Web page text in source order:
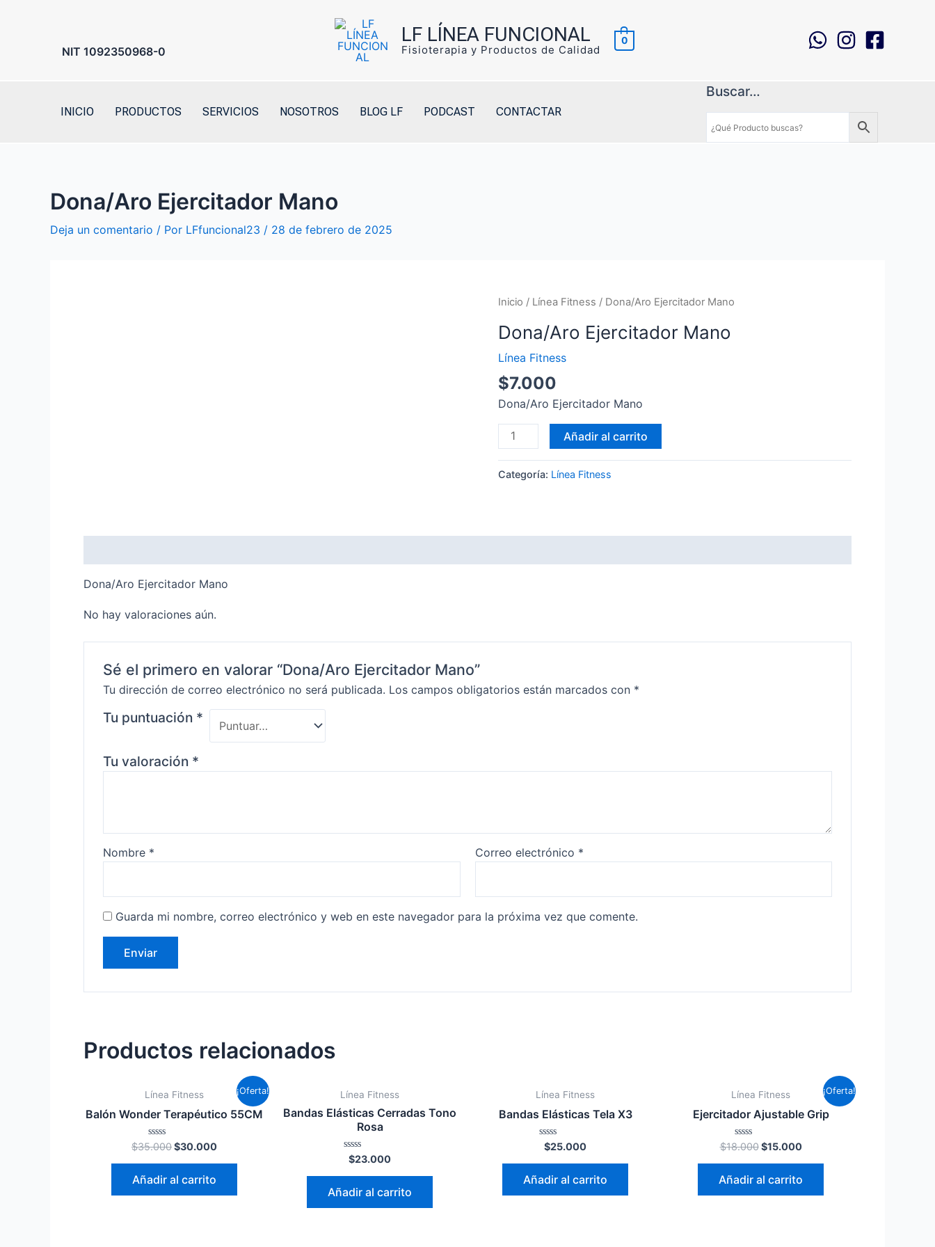
NIT 1092350968-0
LF LÍNEA FUNCIONAL
Fisioterapia y Productos de Calidad
0
INICIO PRODUCTOS SERVICIOS NOSOTROS BLOG LF PODCAST CONTACTAR
Buscar…
Dona/Aro Ejercitador Mano
Deja un comentario / Por LFfuncional23 / 28 de febrero de 2025
Inicio / Línea Fitness / Dona/Aro Ejercitador Mano
Dona/Aro Ejercitador Mano
Línea Fitness
$7.000
Dona/Aro Ejercitador Mano
Dona/Aro
Ejercitador
cantidad
Añadir al carrito
Categoría: Línea Fitness
Dona/Aro Ejercitador Mano
No hay valoraciones aún.
Sé el primero en valorar “Dona/Aro Ejercitador Mano”
Tu dirección de correo electrónico no será publicada. Los campos obligatorios están marcados con *
Tu puntuación *
Tu valoración *
Nombre * Correo electrónico *
Guarda mi nombre, correo electrónico y web en este navegador para la próxima vez que comente.
Productos relacionados
¡Oferta!
Línea Fitness
Balón Wonder Terapéutico 55CM
Valorado
0
5
$35.000$30.000
Añadir al carrito
Línea Fitness
Bandas Elásticas Cerradas Tono
Rosa
Valorado
en
0
5
$23.000
Añadir al carrito
Línea Fitness
Bandas Elásticas Tela X3
Valorado
en
0
5
$25.000
Añadir al carrito
¡Oferta!
Línea Fitness
Ejercitador Ajustable Grip
Valorado
0
5
$18.000 $15.000
Añadir al carrito